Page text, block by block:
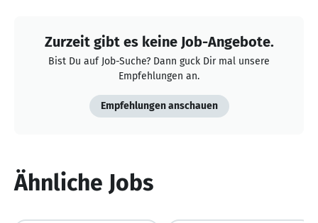
Zurzeit gibt es keine Job-Angebote.
Bist Du auf Job-Suche? Dann guck Dir mal unsere
Empfehlungen an.
Empfehlungen anschauen
Ähnliche Jobs